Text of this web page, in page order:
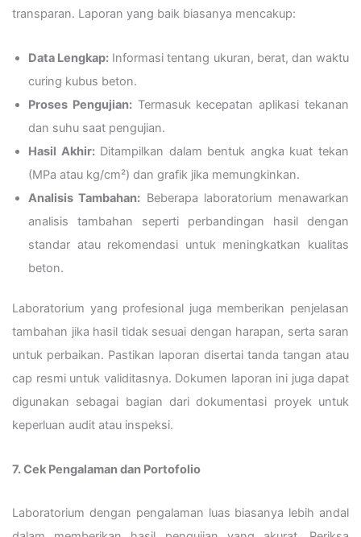
transparan. Laporan yang baik biasanya mencakup:
Data Lengkap: Informasi tentang ukuran, berat, dan waktu
curing kubus beton.
Proses Pengujian:Termasuk kecepatan aplikasi tekanan
dan suhu saat pengujian.
Hasil Akhir:Ditampilkan dalam bentuk angka kuat tekan
(MPa atau kg/cm²) dan grafik jika memungkinkan.
Analisis Tambahan: Beberapa laboratorium menawarkan
analisis tambahan seperti perbandingan hasil dengan
standar atau rekomendasi untuk meningkatkan kualitas
beton.
Laboratorium yang profesional juga memberikan penjelasan
tambahan jika hasil tidak sesuai dengan harapan, serta saran
untuk perbaikan. Pastikan laporan disertai tanda tangan atau
cap resmi untuk validitasnya. Dokumen laporan ini juga dapat
digunakan sebagai bagian dari dokumentasi proyek untuk
keperluan audit atau inspeksi.
7. Cek Pengalaman dan Portofolio
Laboratorium dengan pengalaman luas biasanya lebih andal